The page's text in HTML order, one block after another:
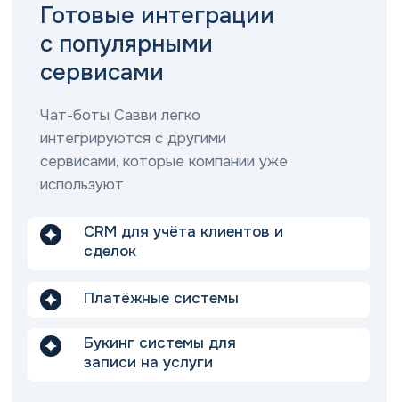
Готовые интеграции
с популярными
сервисами
Чат-боты Савви легко
интегрируются с другими
сервисами, которые компании уже
используют
CRM для учёта клиентов и
сделок
Платёжные системы
Букинг системы для
записи на услуги